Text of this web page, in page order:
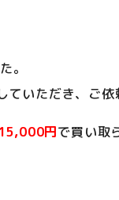
。
ていただき、ご依
15,000円で買い取